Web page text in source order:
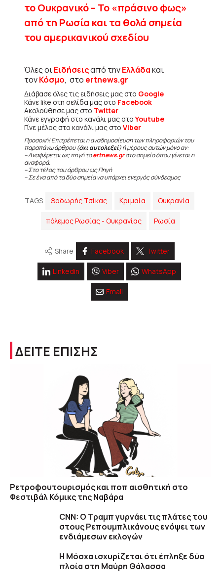
το Ουκρανικό – Το «πράσινο φως»
από τη Ρωσία και τα θολά σημεία
του αμερικανικού σχεδίου
Όλες οιΕιδήσειςαπό τηνΕλλάδακαι
τονΚόσμο, στο ertnews.gr
Διάβασε όλες τις ειδήσεις μας στο Google
Κάνε like στη σελίδα μας στο Facebook
Ακολούθησε μας στο Twitter
Κάνε εγγραφή στο κανάλι μας στοYoutube
Γίνε μέλος στο κανάλι μας στο Viber
Προσοχή! Επιτρέπεται η αναδημοσίευση των πληροφοριών του
παραπάνω άρθρου (όχι αυτολεξεί) ή μέρους αυτών μόνο αν:
– Αναφέρεται ως πηγή τοertnews.grστο σημείο όπου γίνεται η
αναφορά.
– Στο τέλος του άρθρου ως Πηγή
– Σε ένα από τα δύο σημεία να υπάρχει ενεργός σύνδεσμος
TAGS Θοδωρής Τσίκας Κριμαία Ουκρανία
πόλεμος Ρωσίας - Ουκρανίας Ρωσία
Share Facebook Twitter
Linkedin Viber WhatsApp
Email
ΔΕΙΤΕ ΕΠΙΣΗΣ
Ρετροφουτουρισμός και ποπ αισθητική στο
Φεστιβάλ Κόμικς της Ναβάρα
CNN: Ο Τραμπ γυρνάει τις πλάτες του
στους Ρεπουμπλικάνους ενόψει των
ενδιάμεσων εκλογών
Η Μόσχα ισχυρίζεται ότι έπληξε δύο
πλοία στη Μαύρη Θάλασσα